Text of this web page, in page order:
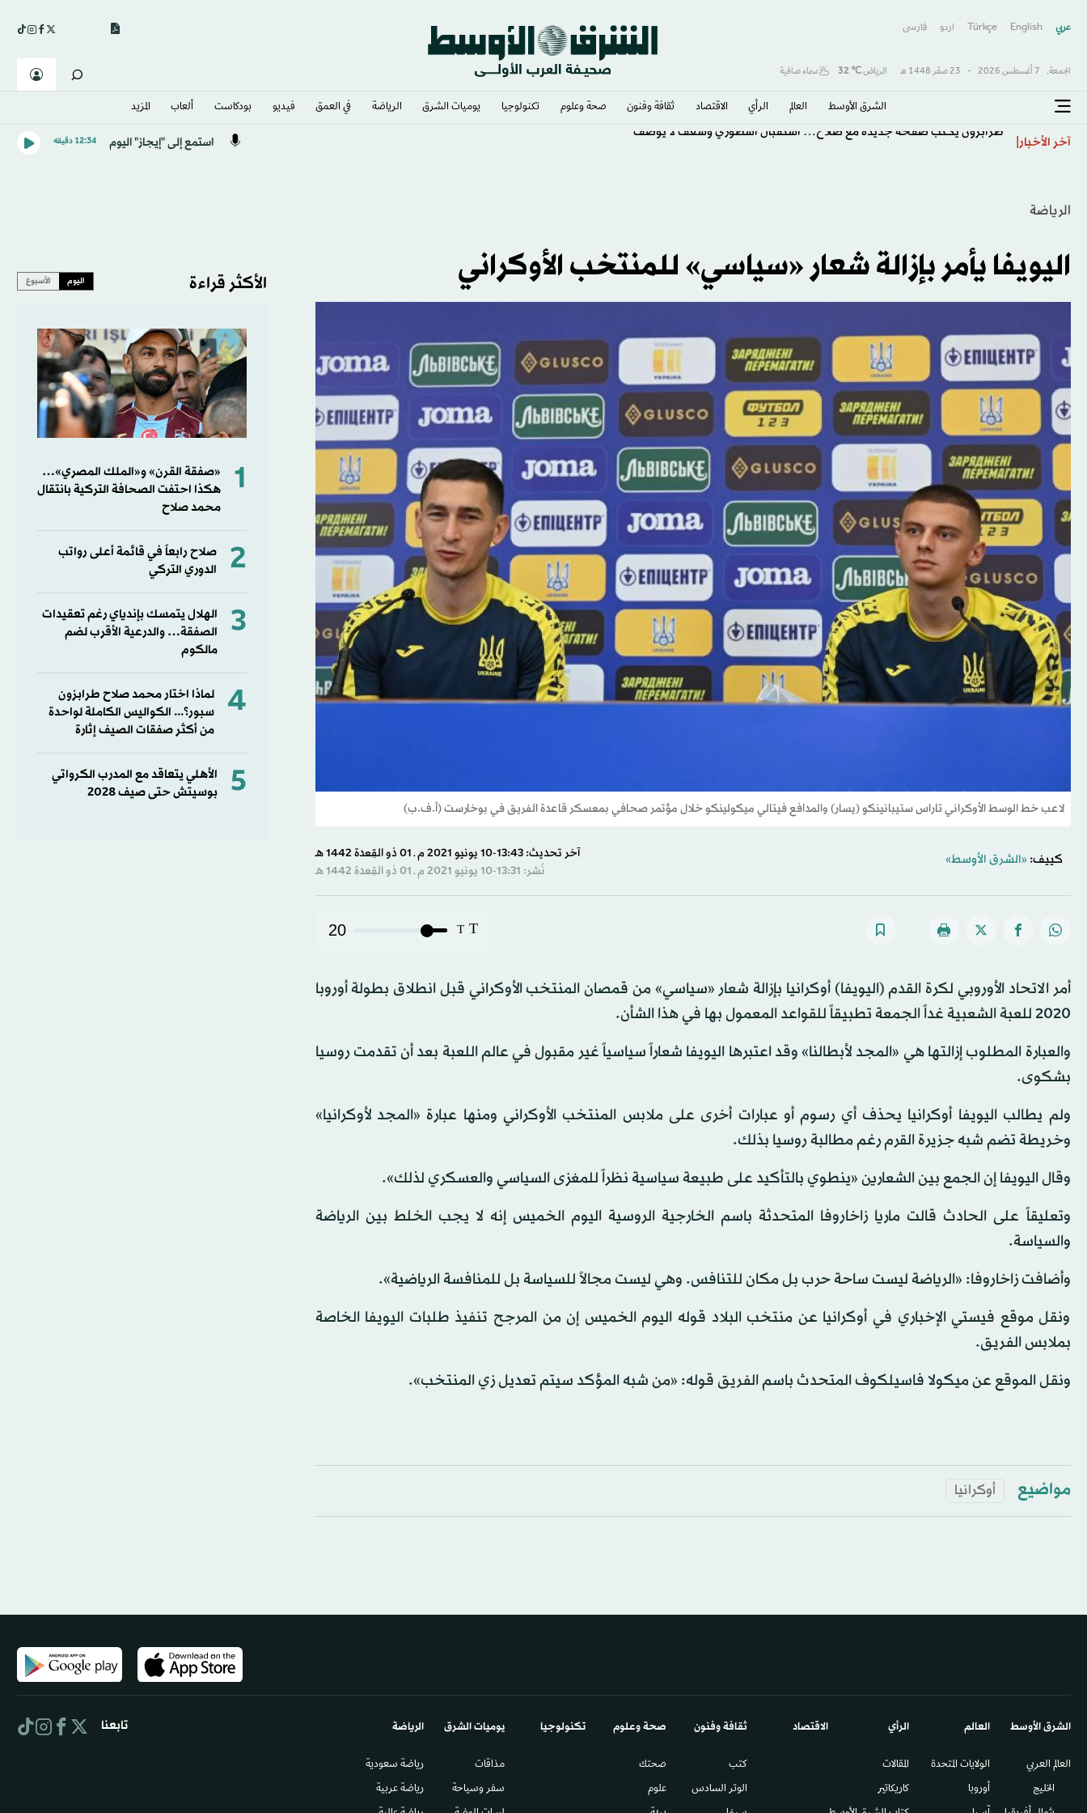
عربي English
Türkçe اردو فارسى
الجمعة, 7 أغسطس 2026 - 23 صفَر 1448 هـ الرياض℃
32 سماء صافية
الشرق الأوسط​ العالم الرأي الاقتصاد ثقافة وفنون صحة وعلوم تكنولوجيا يوميات الشرق​ الرياضة في العمق فيديو بودكاست ألعاب المزيد
آخر الأخبار طرابزون يكتب صفحة جديدة مع صلاح… استقبال أسطوري وشغف لا يوصف استمع إلى "إيجاز" اليوم 12:34 دقيقه
الرياضة
اليويفا يأمر بإزالة شعار «سياسي» للمنتخب الأوكراني
لاعب خط الوسط الأوكراني تاراس ستيبانينكو (يسار) والمدافع فيتالي ميكولينكو خلال مؤتمر صحافي بمعسكر قاعدة الفريق في بوخارست (أ.ف.ب)
كييف: «الشرق الأوسط»
آخر تحديث: 13:43-10 يونيو 2021 م ـ 01 ذو القِعدة 1442 هـ
نُشر: 13:31-10 يونيو 2021 م ـ 01 ذو القِعدة 1442 هـ
T
T
20
أمر الاتحاد الأوروبي لكرة القدم (اليويفا) أوكرانيا بإزالة شعار «سياسي» من قمصان المنتخب الأوكراني قبل انطلاق بطولة أوروبا
2020 للعبة الشعبية غداً الجمعة تطبيقاً للقواعد المعمول بها في هذا الشأن.
والعبارة المطلوب إزالتها هي «المجد لأبطالنا» وقد اعتبرها اليويفا شعاراً سياسياً غير مقبول في عالم اللعبة بعد أن تقدمت روسيا
بشكوى.
ولم يطالب اليويفا أوكرانيا يحذف أي رسوم أو عبارات أخرى على ملابس المنتخب الأوكراني ومنها عبارة «المجد لأوكرانيا»
وخريطة تضم شبه جزيرة القرم رغم مطالبة روسيا بذلك.
وقال اليويفا إن الجمع بين الشعارين «ينطوي بالتأكيد على طبيعة سياسية نظراً للمغزى السياسي والعسكري لذلك».
وتعليقاً على الحادث قالت ماريا زاخاروفا المتحدثة باسم الخارجية الروسية اليوم الخميس إنه لا يجب الخلط بين الرياضة
والسياسة.
وأضافت زاخاروفا: «الرياضة ليست ساحة حرب بل مكان للتنافس. وهي ليست مجالاً للسياسة بل للمنافسة الرياضية».
ونقل موقع فيستي الإخباري في أوكرانيا عن منتخب البلاد قوله اليوم الخميس إن من المرجح تنفيذ طلبات اليويفا الخاصة
بملابس الفريق.
ونقل الموقع عن ميكولا فاسيلكوف المتحدث باسم الفريق قوله: «من شبه المؤكد سيتم تعديل زي المنتخب».
مواضيع أوكرانيا
الأكثر قراءة اليوم الأسبوع
1
«صفقة القرن» و«الملك المصري»…
هكذا احتفت الصحافة التركية بانتقال
محمد صلاح
2
صلاح رابعاً في قائمة أعلى رواتب
الدوري التركي
3
الهلال يتمسك بإندياي رغم تعقيدات
الصفقة… والدرعية الأقرب لضم
مالكوم
4
لماذا اختار محمد صلاح طرابزون
سبور؟... الكواليس الكاملة لواحدة
من أكثر صفقات الصيف إثارة
5
الأهلي يتعاقد مع المدرب الكرواتي
بوسيتش حتى صيف 2028
الشرق الأوسط​
العالم العربي
الخليج
العالم
الولايات المتحدة
أوروبا
الرأي
المقالات
كاريكاتير
الاقتصاد ثقافة وفنون
كتب
الوتر السادس​
صحة وعلوم
صحتك
علوم
تكنولوجيا يوميات الشرق​
مذاقات
سفر وسياحة
الرياضة
رياضة سعودية
رياضة عربية
تابعنا